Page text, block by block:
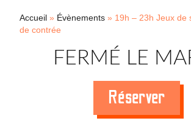
Accueil » Évènements » 19h – 23h Jeux de
de contrée
FERMÉ LE
Réserver